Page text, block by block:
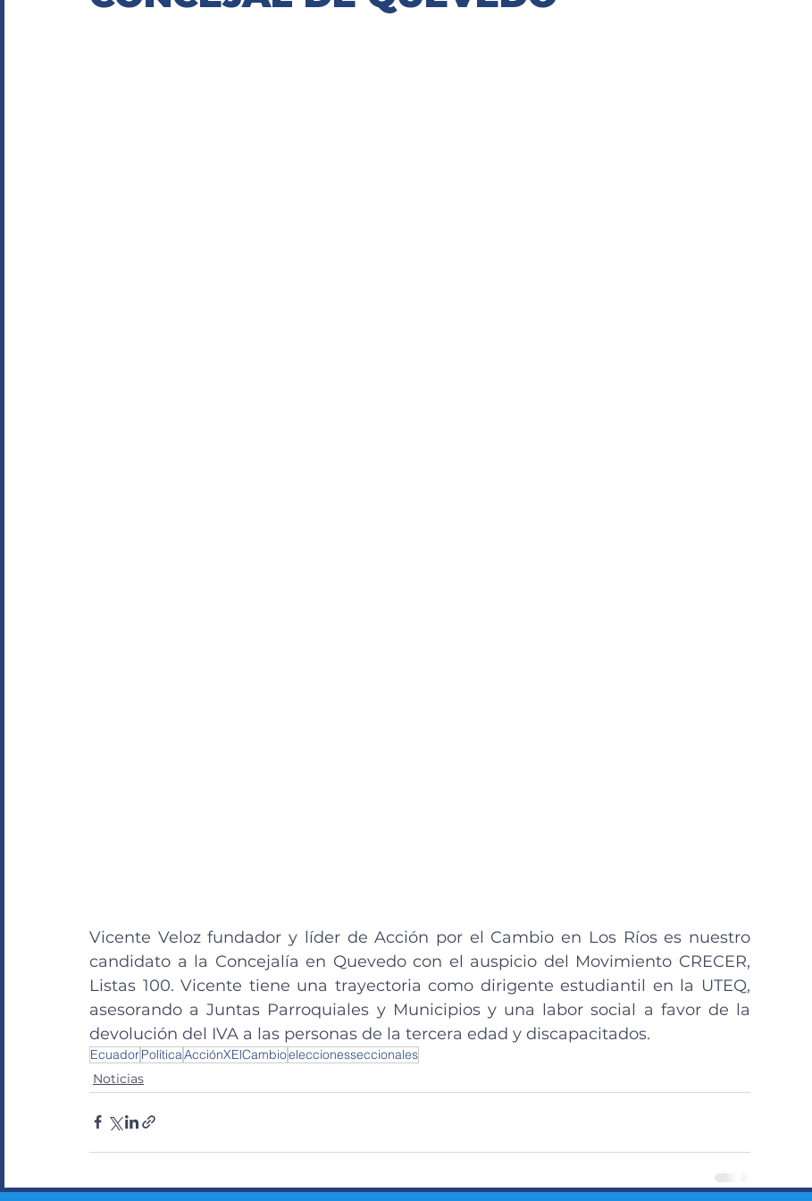
Vicente Veloz fundador y líder de Acción por el Cambio en Los Ríos es nuestro
candidato a la Concejalía en Quevedo con el auspicio del Movimiento CRECER,
Listas 100. Vicente tiene una trayectoria como dirigente estudiantil en la UTEQ,
asesorando a Juntas Parroquiales y Municipios y una labor social a favor de la
devolución del IVA a las personas de la tercera edad y discapacitados.
EcuadorPolíticaAcciónXElCambioeleccionesseccionales
Noticias